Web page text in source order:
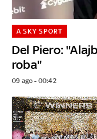
Del Piero:
roba"
A SKY SPORT
09 ago - 00:42